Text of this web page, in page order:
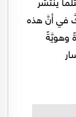
في أنَّ هذه
وهويَّةً